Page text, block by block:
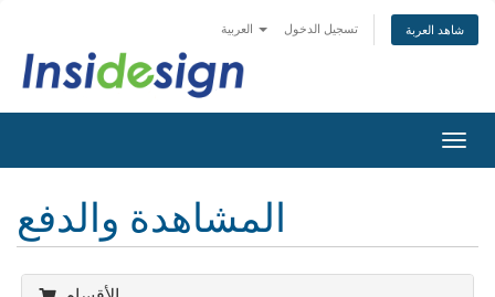
تسجيل الدخول شاهد العربة
تبديل
التنقل
المشاهدة والدفع